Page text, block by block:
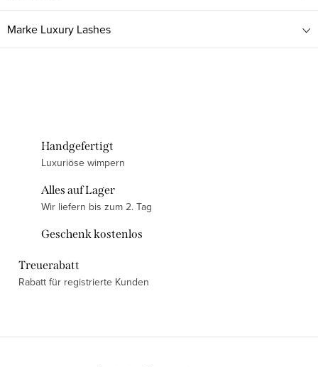
Marke Luxury Lashes
Handgefertigt
Luxuriöse wimpern
Alles auf Lager
Wir liefern bis zum 2. Tag
Geschenk kostenlos
Treuerabatt
Rabatt für registrierte Kunden